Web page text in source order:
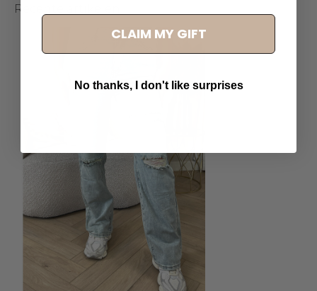
Recente artikelen
CLAIM MY GIFT
No thanks, I don't like surprises